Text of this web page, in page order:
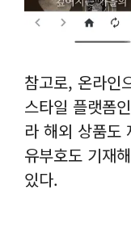
참고로, 온라인
스타일 플랫폼
라 해외 상품도
유부호도 기재
있다.